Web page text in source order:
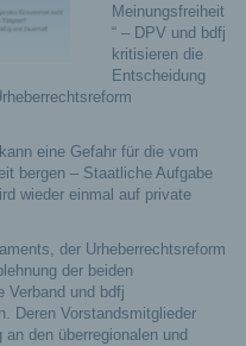
Meinungsfreiheit
“ – DPV und bdfj
kritisieren die
Entscheidung
eine Gefahr für die vom
bergen – Staatliche Aufgabe
wieder einmal auf private
der Urheberrechtsreform
der beiden
Verband und bdfj
Deren Vorstandsmitglieder
den überregionalen und